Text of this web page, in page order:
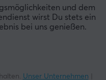
und dem
wirst Du stets ein
bei uns genießen.
Unser Unternehmen